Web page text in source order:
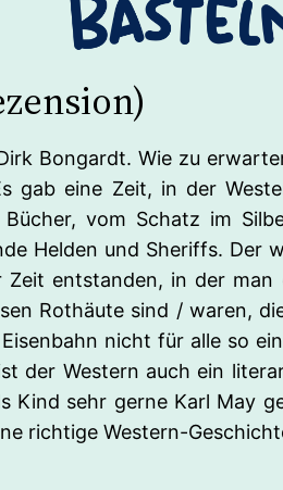
Bongardt. Wie zu
gab eine Zeit, in der
vom Schatz im
Helden und Sheriffs. Der
entstanden, in der man
Rothäute sind / waren,
nicht für alle so
der Western auch ein
sehr gerne Karl May
richtige Western-